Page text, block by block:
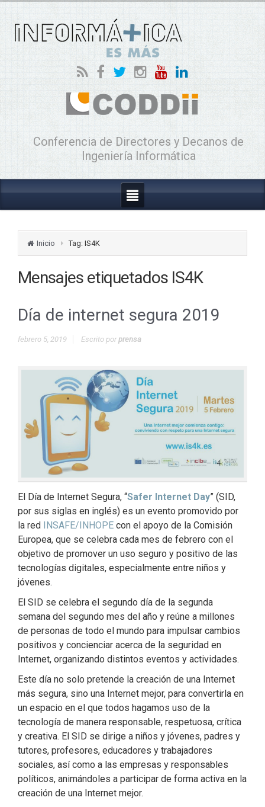
Conferencia de Directores y Decanos de
Ingeniería Informática
Inicio Tag: IS4K
Mensajes etiquetados IS4K
Día de internet segura 2019
febrero 5, 2019 Escrito porprensa
El Día de Internet Segura, “Safer Internet Day” (SID,
por sus siglas en inglés) es un evento promovido por
la red
INSAFE/INHOPE con el apoyo de la Comisión
Europea, que se celebra cada mes de febrero con el
objetivo de promover un uso seguro y positivo de las
tecnologías digitales, especialmente entre niños y
jóvenes.
El SID se celebra el segundo día de la segunda
semana del segundo mes del año y reúne a millones
de personas de todo el mundo para impulsar cambios
positivos y concienciar acerca de la seguridad en
Internet, organizando distintos eventos y actividades.
Este día no solo pretende la creación de una Internet
más segura, sino una Internet mejor, para convertirla en
un espacio en el que todos hagamos uso de la
tecnología de manera responsable, respetuosa, crítica
y creativa. El SID se dirige a niños y jóvenes, padres y
tutores, profesores, educadores y trabajadores
sociales, así como a las empresas y responsables
políticos, animándoles a participar de forma activa en la
creación de una Internet mejor.